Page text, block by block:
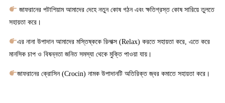
জাফরানের পটাশিয়াম আমাদের দেহে নতুন কোষ গঠন এবং ক্ষতিগ্রস্ত কোষ সারিয়ে তুলতে
সহায়তা করে।
এর নানা উপাদান আমাদের মস্তিষ্ককে রিলাক্স (Relax) করতে সহায়তা করে, এতে করে
মানসিক চাপ ও বিষন্নতা জনিত সমস্যা থেকে মুক্তি পাওয়া যায়।
জাফরানের ক্রোসিন (Crocin) নামক উপাদানটি অতিরিক্ত জ্বর কমাতে সহায়তা করে।